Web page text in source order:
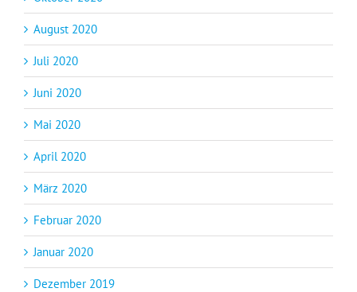
August 2020
Juli 2020
Juni 2020
Mai 2020
April 2020
März 2020
Februar 2020
Januar 2020
Dezember 2019